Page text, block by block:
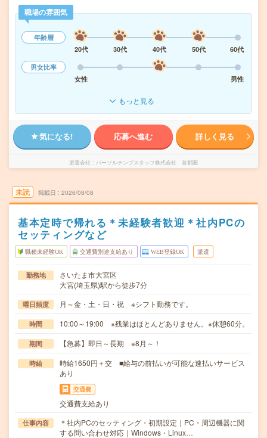
職場の雰囲気
年齢層
20代
30代 40代 50代
60代
男女比率
女性
男性
もっと見る
気になる! 応募へ進む 詳しく見る
派遣会社 パーソルテンプスタッフ株式会社 首都圏
未読 掲載日 2026/08/08
基本定時で帰れる＊未経験者歓迎＊社内PCの
セッティングなど
職種未経験OK 交通費別途支給あり WEB登録OK 派遣
勤務地
さいたま市大宮区
大宮(埼玉県)駅から徒歩7分
曜日頻度 月～金・土・日・祝 ※シフト勤務です。
時間 10:00～19:00 ※残業はほとんどありません。※休憩60分。
期間 【急募】即日～長期 ※8月～！
時給
時給1650円＋交 ■給与の前払いが可能な速払いサービス
あり
交通費
交通費支給あり
仕事内容
＊社内PCのセッティング・初期設定｜PC・周辺機器に関
する問い合わせ対応｜Windows・Linux…